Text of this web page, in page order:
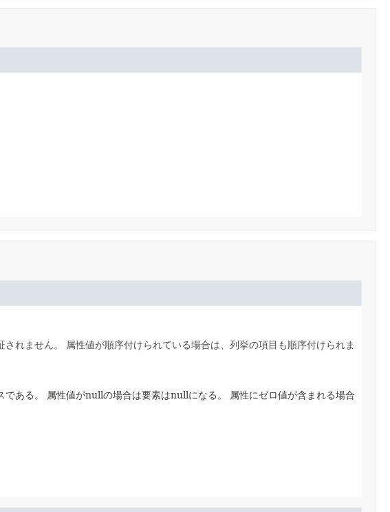
れません。
属性値が順序付けられている場合は、列挙の項目も順序付けられま
ある。 属性値がnullの場合は要素はnullになる。
属性にゼロ値が含まれる場合